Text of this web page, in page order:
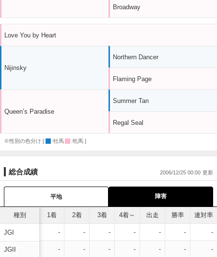
Broadway
Love You by Heart
Nijinsky
Queen’s Paradise
Northern Dancer
Flaming Page
Summer Tan
Regal Seal
※性別の色分け [ :牡馬 :牝馬 ]
総合成績 2006/12/25 00:00
平地 障害
種別
JGI
JGII
1着 2着 3着 4着～ 出走 勝率 連対率
- - - - - - -
- - - - - - -